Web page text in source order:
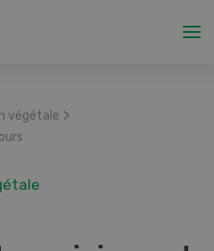
végétale >